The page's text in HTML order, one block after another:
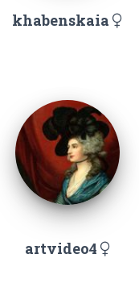
khabenskaia
artvideo4